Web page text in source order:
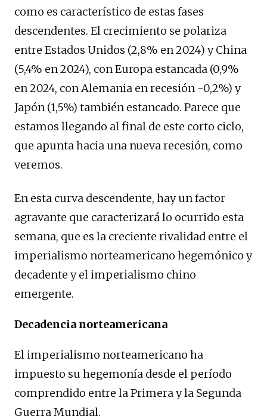
como es característico de estas fases
descendentes. El crecimiento se polariza
entre Estados Unidos (2,8% en 2024) y China
(5,4% en 2024), con Europa estancada (0,9%
en 2024, con Alemania en recesión -0,2%) y
Japón (1,5%) también estancado. Parece que
estamos llegando al final de este corto ciclo,
que apunta hacia una nueva recesión, como
veremos.
En esta curva descendente, hay un factor
agravante que caracterizará lo ocurrido esta
semana, que es la creciente rivalidad entre el
imperialismo norteamericano hegemónico y
decadente y el imperialismo chino
emergente.
Decadencia norteamericana
El imperialismo norteamericano ha
impuesto su hegemonía desde el período
comprendido entre la Primera y la Segunda
Guerra Mundial.